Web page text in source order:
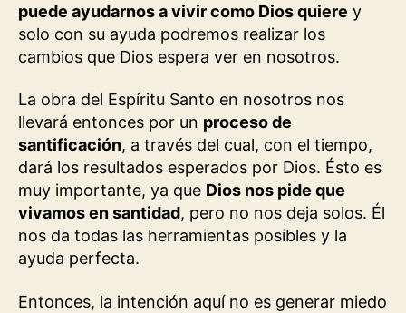
puede ayudarnos a vivir como Dios quiere y
solo con su ayuda podremos realizar los
cambios que Dios espera ver en nosotros.
La obra del Espíritu Santo en nosotros nos
llevará entonces por un proceso de
santificación, a través del cual, con el tiempo,
dará los resultados esperados por Dios. Ésto es
muy importante, ya que Dios nos pide que
vivamos en santidad, pero no nos deja solos. Él
nos da todas las herramientas posibles y la
ayuda perfecta.
Entonces, la intención aquí no es generar miedo